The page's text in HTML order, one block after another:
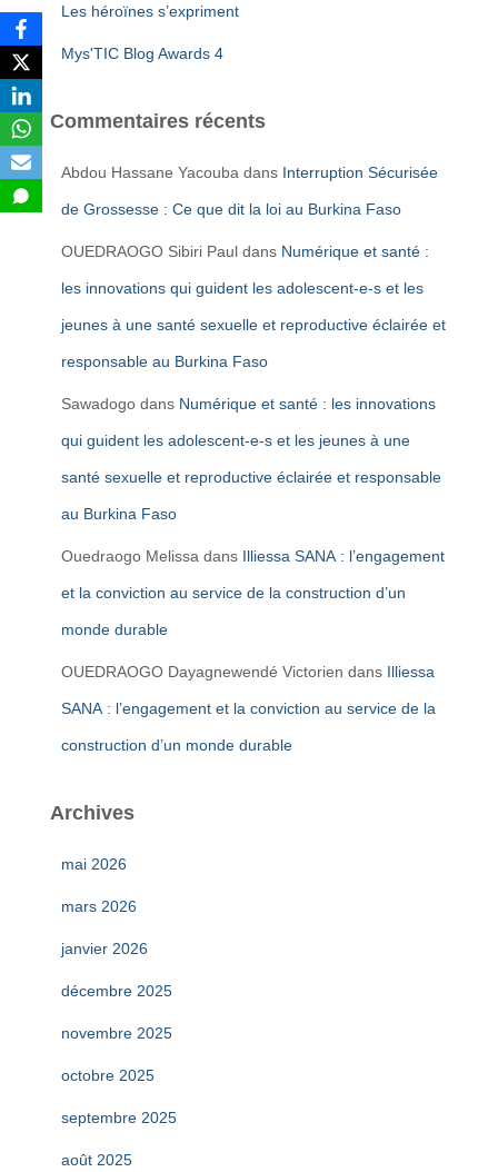
Les héroïnes s’expriment
Mys'TIC Blog Awards 4
Commentaires récents
Abdou Hassane Yacouba dans Interruption Sécurisée
de Grossesse : Ce que dit la loi au Burkina Faso
OUEDRAOGO Sibiri Paul dans Numérique et santé :
les innovations qui guident les adolescent-e-s et les
jeunes à une santé sexuelle et reproductive éclairée et
responsable au Burkina Faso
Sawadogo dans Numérique et santé : les innovations
qui guident les adolescent-e-s et les jeunes à une
santé sexuelle et reproductive éclairée et responsable
au Burkina Faso
Ouedraogo Melissa dans Illiessa SANA : l’engagement
et la conviction au service de la construction d’un
monde durable
OUEDRAOGO Dayagnewendé Victorien dans Illiessa
SANA : l’engagement et la conviction au service de la
construction d’un monde durable
Archives
mai 2026
mars 2026
janvier 2026
décembre 2025
novembre 2025
octobre 2025
septembre 2025
août 2025